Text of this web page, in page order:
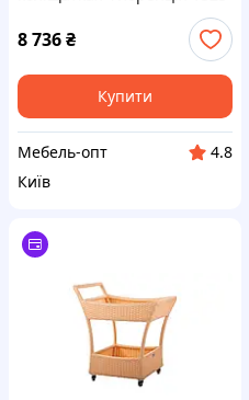
капучино хакі 600х500х800
8 736₴
Купити
Мебель-опт
4.8
Київ